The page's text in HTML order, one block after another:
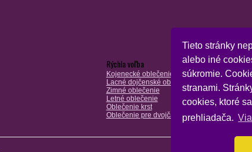
Tieto stránky
alebo iné
súkromie.
stranami.
cookies, ktoré
prehliadača.
Rýchla voľba
Kojenecké oblečenie
Lacné dojčenské oblečenie
Zimné oblečenie
Letné oblečenie
Oblečenie krst
Oblečenie pre dvojčatá